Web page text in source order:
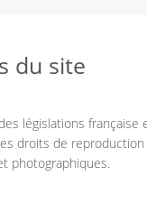
du site
législations
droits de
photographiques.